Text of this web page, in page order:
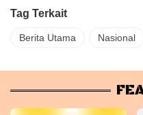
Tag Terkait
Berita Utama Nasional